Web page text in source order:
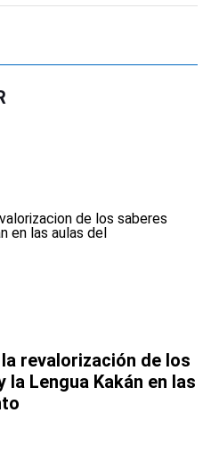
revalorización de los
Lengua Kakán en las